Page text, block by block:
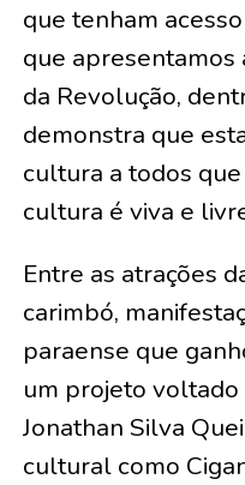
que tenham
que apresentamos
da Revolução,
demonstra que
cultura a todos
cultura é viva e
Entre as atrações
carimbó,
paraense que
um projeto
Jonathan Silva
cultural como